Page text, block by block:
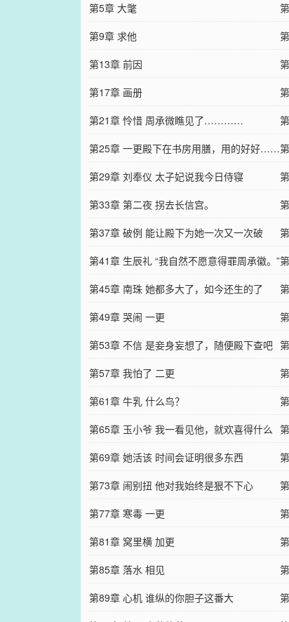
第5章 大氅
第9章 求他
第13章 前因
第17章 画册
第21章 怜惜 周承微瞧见了…………
第25章 一更殿下在书房用膳，用的好好……
第29章 刘奉仪 太子妃说我今日侍寝
第33章 第二夜 拐去长信宫。
第37章 破例 能让殿下为她一次又一次破
例……
第41章 生辰礼 “我自然不愿意得罪周承徽。”
……
第45章 南珠 她都多大了，如今还生的了
么……
第49章 哭闹 一更
第53章 不信 是妾身妄想了，随便殿下查吧
第57章 我怕了 二更
第61章 牛乳 什么鸟？
第65章 玉小爷 我一看见他，就欢喜得什么
都忘……
第69章 她活该 时间会证明很多东西
第73章 闹别扭 他对我始终是狠不下心
第77章 寒毒 一更
第81章 窝里横 加更
第85章 落水 相见
第89章 心机 谁纵的你胆子这番大